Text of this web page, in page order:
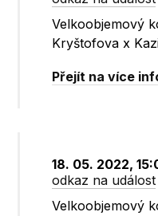
Velkoobjemový
Kryštofova x
Přejít na více
18. 05. 2022,
odkaz na událost
Velkoobjemový